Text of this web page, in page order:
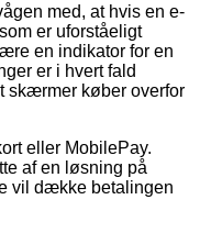
med, at hvis en e-
er uforståeligt
en indikator for en
er i hvert fald
skærmer køber overfor
eller MobilePay.
af en løsning på
vil dække betalingen